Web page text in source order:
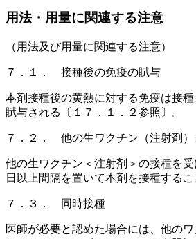
用法・用量に関連する注意
（用法及び用量に関連する注意）
７．１． 接種後の免疫の賦与
本剤接種後の黄熱に対する免疫は接
賦与される〔１７．１．２参照〕。
７．２． 他の生ワクチン（注射剤）
他の生ワクチン＜注射剤＞の接種を
日以上間隔を置いて本剤を接種するこ
７．３． 同時接種
医師が必要と認めた場合には、他の